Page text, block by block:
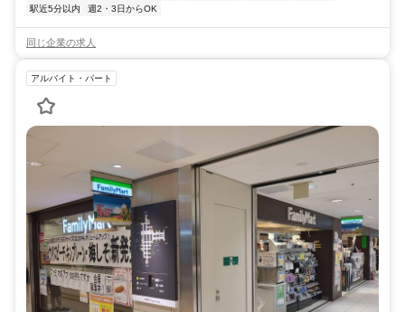
駅近5分以内
週2・3日からOK
同じ企業の求人
アルバイト・パート